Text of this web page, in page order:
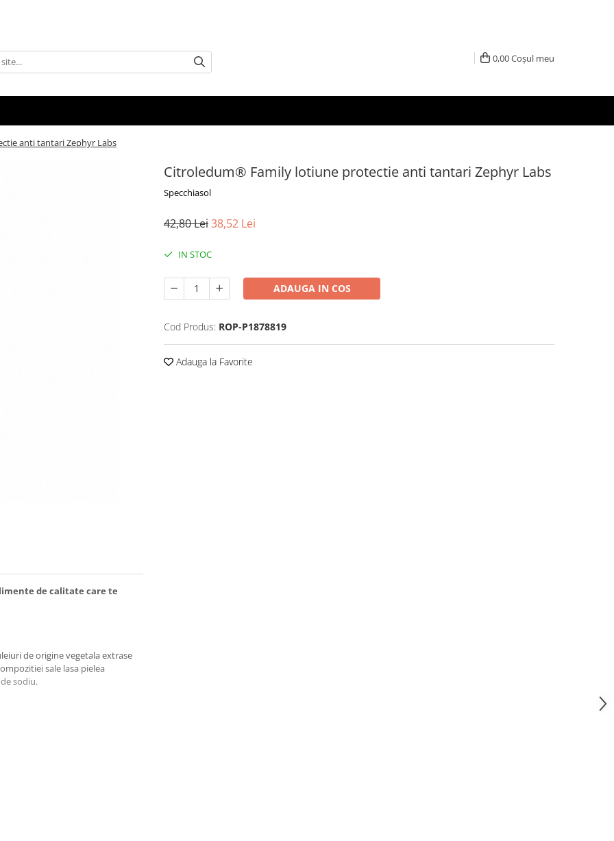
0,00Coșul meu
anti tantari Zephyr Labs
Citroledum® Family lotiune protectie anti tantari Zephyr Labs
Specchiasol
42,80 Lei38,52 Lei
IN STOC
ADAUGA IN COS
Cod Produs: ROP-P1878819
Adauga la Favorite
de calitate care te
de origine vegetala extrase
sale lasa pielea
sodiu.
din plante. Uleiurile
parfumului delicat pe